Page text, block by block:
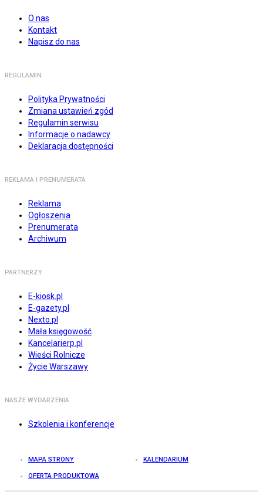
O nas
Kontakt
Napisz do nas
REGULAMIN
Polityka Prywatności
Zmiana ustawień zgód
Regulamin serwisu
Informacje o nadawcy
Deklaracja dostępności
REKLAMA I PRENUMERATA
Reklama
Ogłoszenia
Prenumerata
Archiwum
PARTNERZY
E-kiosk.pl
E-gazety.pl
Nexto.pl
Mała księgowość
Kancelarierp.pl
Wieści Rolnicze
Życie Warszawy
NASZE WYDARZENIA
Szkolenia i konferencje
MAPA STRONY KALENDARIUM
OFERTA PRODUKTOWA